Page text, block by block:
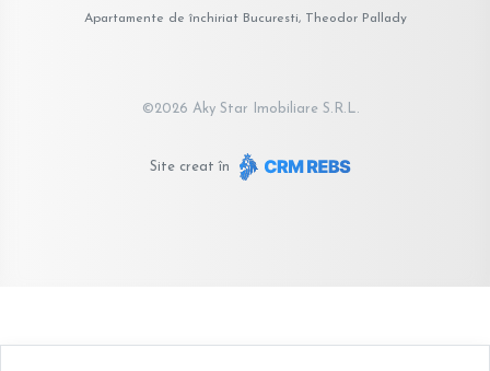
Apartamente de închiriat Bucuresti, Theodor Pallady
©2026 Aky Star Imobiliare S.R.L.
Site creat în